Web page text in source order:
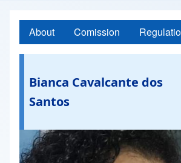
Breadcrumb
About Comission
Bianca Cavalcante dos
Santos